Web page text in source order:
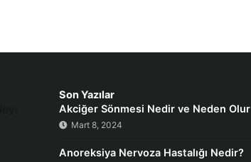
Son Yazılar
Akciğer Sönmesi Nedir ve Neden Olur
Mart 8, 2024
Anoreksiya Nervoza Hastalığı Nedir?